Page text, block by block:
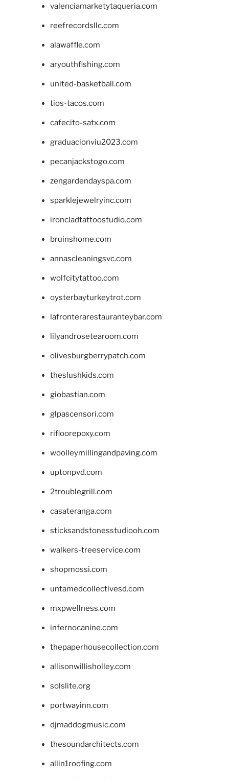
valenciamarketytaqueria.com
reefrecordsllc.com
alawaffle.com
aryouthfishing.com
united-basketball.com
tios-tacos.com
cafecito-satx.com
graduacionviu2023.com
pecanjackstogo.com
zengardendayspa.com
sparklejewelryinc.com
ironcladtattoostudio.com
bruinshome.com
annascleaningsvc.com
wolfcitytattoo.com
oysterbayturkeytrot.com
lafronterarestauranteybar.com
lilyandrosetearoom.com
olivesburgberrypatch.com
theslushkids.com
giobastian.com
glpascensori.com
rifloorepoxy.com
woolleymillingandpaving.com
uptonpvd.com
2troublegrill.com
casateranga.com
sticksandstonesstudiooh.com
walkers-treeservice.com
shopmossi.com
untamedcollectivesd.com
mxpwellness.com
infernocanine.com
thepaperhousecollection.com
allisonwillisholley.com
solslite.org
portwayinn.com
djmaddogmusic.com
thesoundarchitects.com
allin1roofing.com